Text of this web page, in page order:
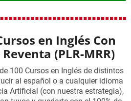
en Inglés Con
(PLR-MRR)
100 Cursos en Inglés de distintos
al español o a cualquier idioma
Artificial (con nuestra estrategia),